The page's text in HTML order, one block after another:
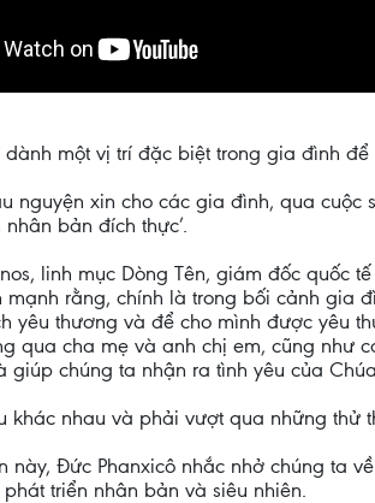
một vị trí đặc biệt trong gia đình
nguyện xin cho các gia đình, qua
bản đích thực’.
linh mục Dòng Tên, giám đốc
mạnh rằng, chính là trong bối cảnh gia
yêu thương và để cho mình được yêu
qua cha mẹ và anh chị em, cũng như
giúp chúng ta nhận ra tình yêu của
khác nhau và phải vượt qua những thử
này, Đức Phanxicô nhắc nhở chúng ta
triển nhân bản và siêu nhiên.